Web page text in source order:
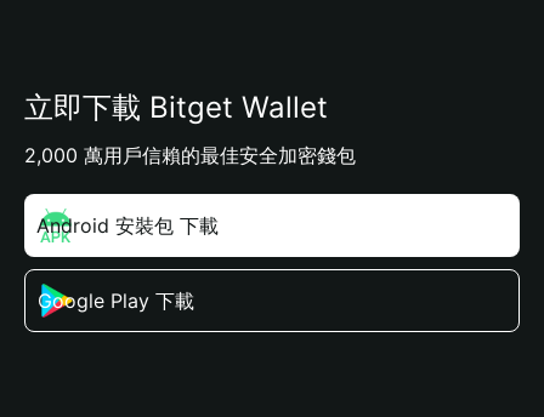
立即下載 Bitget Wallet
2,000 萬用戶信賴的最佳安全加密錢包
Android 安裝包 下載
Google Play 下載